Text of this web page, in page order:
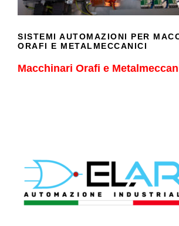
SISTEMI AUTOMAZIONI PER
ORAFI E METALMECCANICI
Macchinari Orafi e